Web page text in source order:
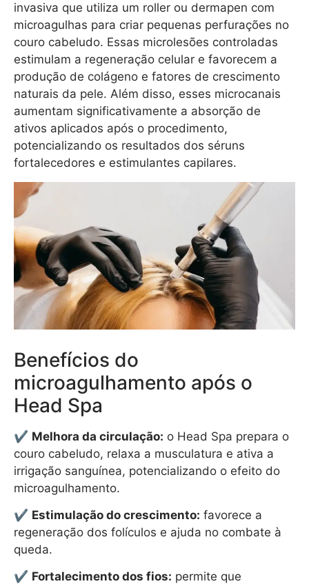
invasiva que utiliza um roller ou dermapen com
microagulhas para criar pequenas perfurações no
couro cabeludo. Essas microlesões controladas
estimulam a regeneração celular e favorecem a
produção de colágeno e fatores de crescimento
naturais da pele. Além disso, esses microcanais
aumentam significativamente a absorção de
ativos aplicados após o procedimento,
potencializando os resultados dos séruns
fortalecedores e estimulantes capilares.
Benefícios do
microagulhamento após o
Head Spa
✔ Melhora da circulação: o Head Spa prepara o
couro cabeludo, relaxa a musculatura e ativa a
irrigação sanguínea, potencializando o efeito do
microagulhamento.
✔ Estimulação do crescimento: favorece a
regeneração dos folículos e ajuda no combate à
queda.
✔ Fortalecimento dos fios: permite que